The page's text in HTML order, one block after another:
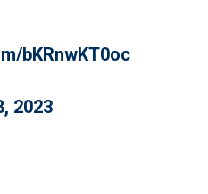
bKRnwKT0oc
2023